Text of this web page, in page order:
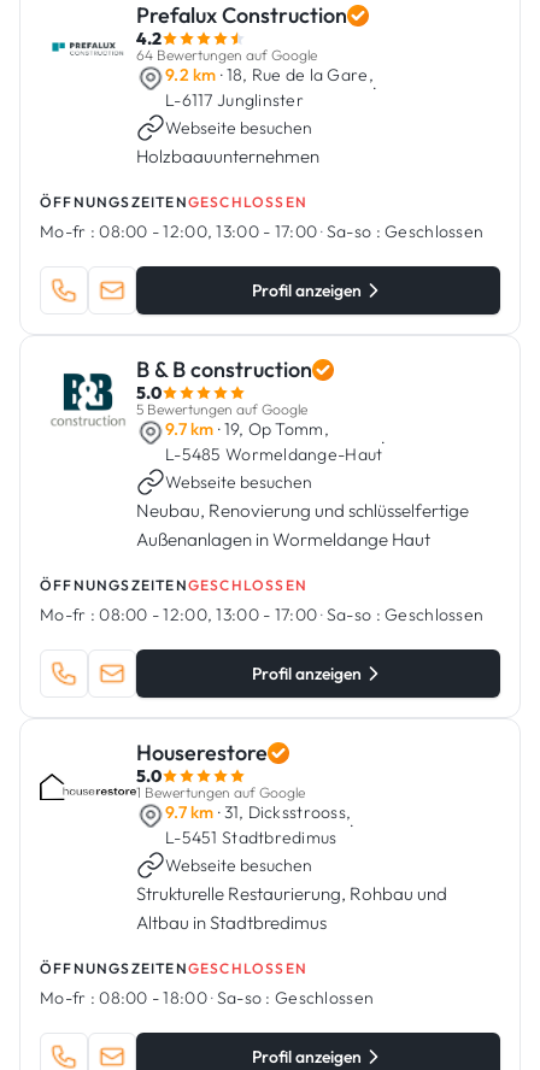
Prefalux Construction
4.2
64 Bewertungen auf Google
9.2 km · 18, Rue de la Gare,
L-6117 Junglinster
·
Webseite besuchen
Holzbaauunternehmen
ÖFFNUNGSZEITENGESCHLOSSEN
Mo-fr : 08:00 - 12:00, 13:00 - 17:00·Sa-so : Geschlossen
Profil anzeigen
B & B construction
5.0
5 Bewertungen auf Google
9.7 km · 19, Op Tomm,
L-5485 Wormeldange-Haut
·
Webseite besuchen
Neubau, Renovierung und schlüsselfertige
Außenanlagen in Wormeldange Haut
ÖFFNUNGSZEITENGESCHLOSSEN
Mo-fr : 08:00 - 12:00, 13:00 - 17:00·Sa-so : Geschlossen
Profil anzeigen
Houserestore
5.0
1 Bewertungen auf Google
9.7 km · 31, Dicksstrooss,
L-5451 Stadtbredimus
·
Webseite besuchen
Strukturelle Restaurierung, Rohbau und
Altbau in Stadtbredimus
ÖFFNUNGSZEITENGESCHLOSSEN
Mo-fr : 08:00 - 18:00·Sa-so : Geschlossen
Profil anzeigen